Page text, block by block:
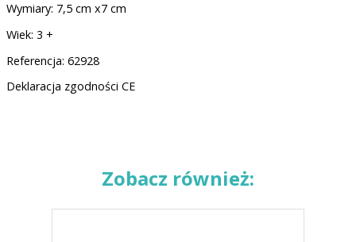
Wymiary: 7,5 cm x7 cm
Wiek: 3 +
Referencja: 62928
Deklaracja zgodności CE
Zobacz również: